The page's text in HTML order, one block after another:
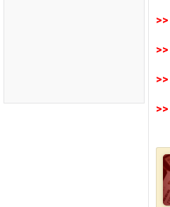
>>
>>
>>
>>